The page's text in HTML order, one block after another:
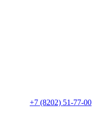
+7 (8202) 51-77-00